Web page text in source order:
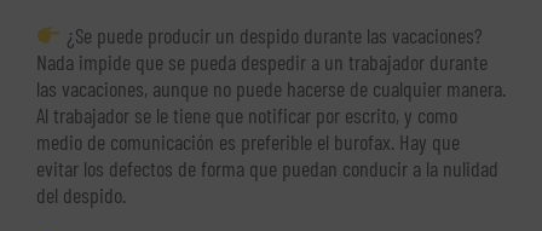
¿Se puede producir un despido durante las vacaciones?
Nada impide que se pueda despedir a un trabajador durante
las vacaciones, aunque no puede hacerse de cualquier manera.
Al trabajador se le tiene que notificar por escrito, y como
medio de comunicación es preferible el burofax. Hay que
evitar los defectos de forma que puedan conducir a la nulidad
del despido.